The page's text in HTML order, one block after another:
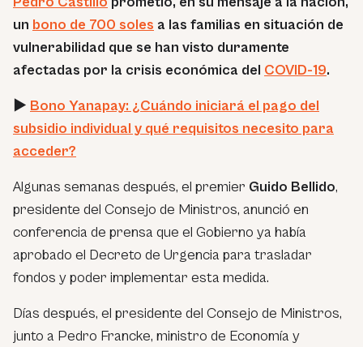
un bono de 700 soles a las familias en situación de
vulnerabilidad que se han visto duramente
afectadas por la crisis económica del COVID-19.
► Bono Yanapay: ¿Cuándo iniciará el pago del
subsidio individual y qué requisitos necesito para
acceder?
Algunas semanas después, el premier Guido Bellido,
presidente del Consejo de Ministros, anunció en
conferencia de prensa que el Gobierno ya había
aprobado el Decreto de Urgencia para trasladar
fondos y poder implementar esta medida.
Días después, el presidente del Consejo de Ministros,
junto a Pedro Francke, ministro de Economía y